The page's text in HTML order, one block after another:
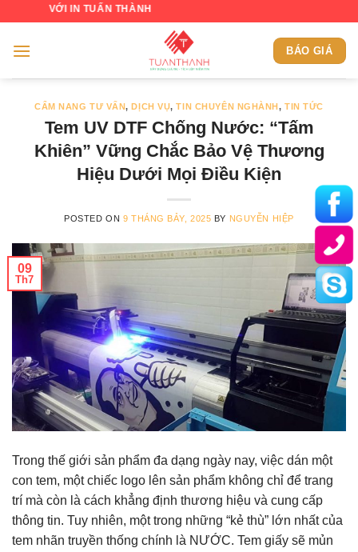
content
IN TUẤN THÀNH
BÁO GIÁ
CẨM NANG TƯ VẤN,DỊCH VỤ,TIN CHUYÊN NGHÀNH,TIN TỨC
Tem UV DTF Chống Nước: “Tấm
Khiên” Vững Chắc Bảo Vệ Thương
Hiệu Dưới Mọi Điều Kiện
POSTED ON 9 THÁNG BẢY, 2025 BY NGUYỄN HIỆP
09
Th7
Trong thế giới sản phẩm đa dạng ngày nay, việc dán một
con tem, một chiếc logo lên sản phẩm không chỉ để trang
trí mà còn là cách khẳng định thương hiệu và cung cấp
thông tin. Tuy nhiên, một trong những “kẻ thù” lớn nhất của
tem nhãn truyền thống chính là NƯỚC. Tem giấy sẽ mủn